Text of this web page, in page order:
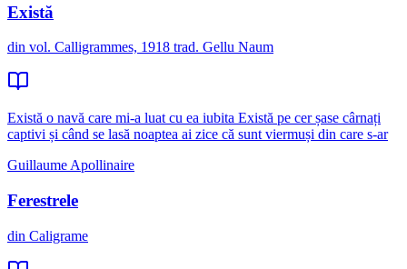
Există
din vol. Calligrammes, 1918 trad. Gellu Naum
Există o navă care mi-a luat cu ea iubita Există pe cer șase cârnați
captivi și când se lasă noaptea ai zice că sunt viermuși din care s-ar
Guillaume Apollinaire
Ferestrele
din Caligrame